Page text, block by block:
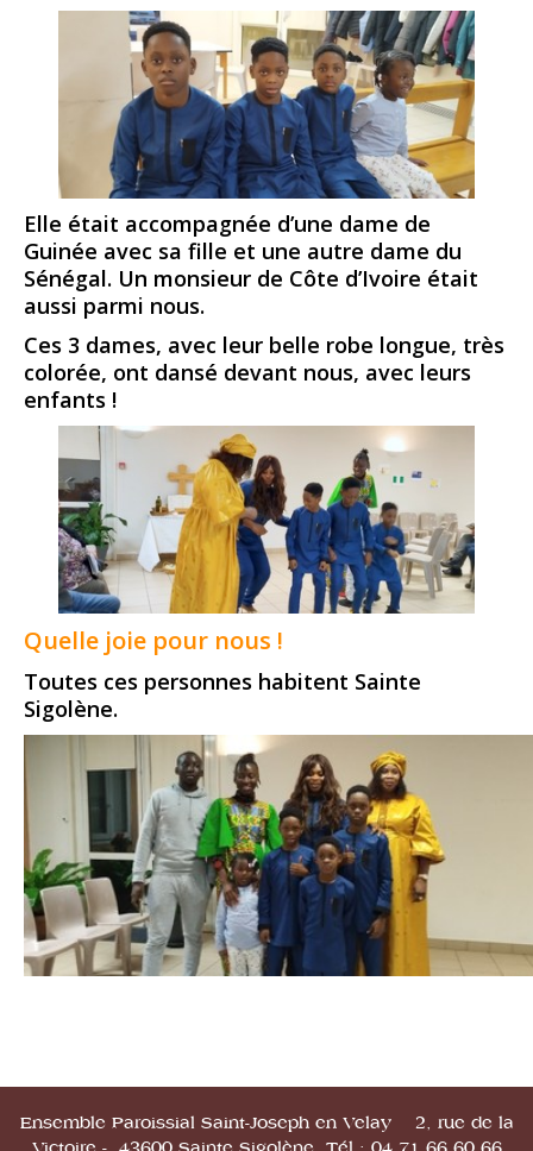
Elle était accompagnée d’une dame de
Guinée avec sa fille et une autre dame du
Sénégal. Un monsieur de Côte d’Ivoire était
aussi parmi nous.
Ces 3 dames, avec leur belle robe longue, très
colorée, ont dansé devant nous, avec leurs
enfants !
Quelle joie pour nous !
Toutes ces personnes habitent Sainte
Sigolène.
Ensemble Paroissial Saint-Joseph en Velay 2, rue de la